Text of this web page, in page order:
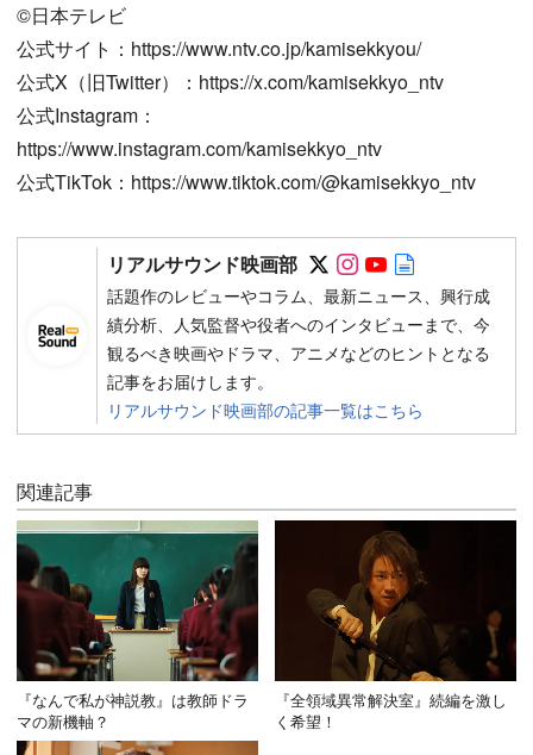
©日本テレビ
公式サイト：https://www.ntv.co.jp/kamisekkyou/
公式X（旧Twitter）：https://x.com/kamisekkyo_ntv
公式Instagram：
https://www.instagram.com/kamisekkyo_ntv
公式TikTok：https://www.tiktok.com/@kamisekkyo_ntv
リアルサウンド映画部 Follow on SNS
Follow on SNS
Follow on
話題作のレビューやコラム、最新ニュース、興行成
績分析、人気監督や役者へのインタビューまで、今
観るべき映画やドラマ、アニメなどのヒントとなる
記事をお届けします。
リアルサウンド映画部の記事一覧はこちら
関連記事
『なんで私が神説教』は教師ドラ
マの新機軸？
『全領域異常解決室』続編を激し
く希望！